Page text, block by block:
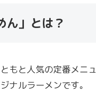
ん」とは？
もと人気の定番メニ
ナルラーメンです。